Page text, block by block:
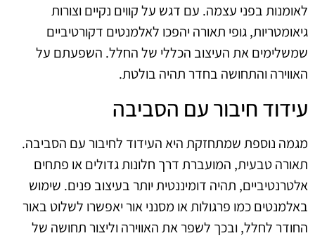
לאומנות בפני עצמה. עם דגש על קווים נקיים וצורות
גיאומטריות, גופי תאורה יהפכו לאלמנטים דקורטיביים
שמשלימים את העיצוב הכללי של החלל. השפעתם על
האווירה והתחושה בחדר תהיה בולטת.
עידוד חיבור עם הסביבה
מגמה נוספת שמתחזקת היא העידוד לחיבור עם הסביבה.
תאורה טבעית, המועברת דרך חלונות גדולים או פתחים
אלטרנטיביים, תהיה דומיננטית יותר בעיצוב פנים. שימוש
באלמנטים כמו פרגולות או מסנני אור יאפשרו לשלוט באור
החודר לחלל, ובכך לשפר את האווירה וליצור תחושה של